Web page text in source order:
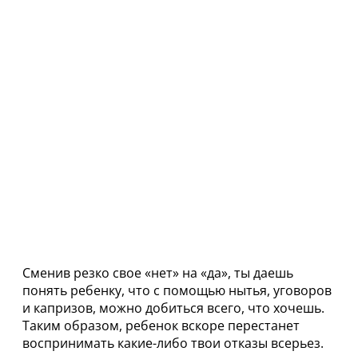
Сменив резко свое «нет» на «да», ты даешь
понять ребенку, что с помощью нытья, уговоров
и капризов, можно добиться всего, что хочешь.
Таким образом, ребенок вскоре перестанет
воспринимать какие-либо твои отказы всерьез.